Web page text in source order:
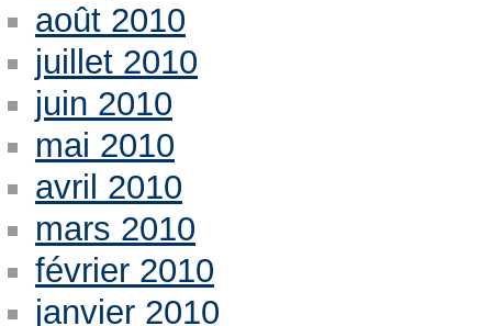
août 2010
juillet 2010
juin 2010
mai 2010
avril 2010
mars 2010
février 2010
janvier 2010